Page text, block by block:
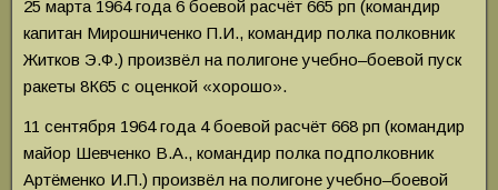
25 марта 1964 года 6 боевой расчёт 665 рп (командир
капитан Мирошниченко П.И., командир полка полковник
Житков Э.Ф.) произвёл на полигоне учебно–боевой пуск
ракеты 8К65 с оценкой «хорошо».
11 сентября 1964 года 4 боевой расчёт 668 рп (командир
майор Шевченко В.А., командир полка подполковник
Артёменко И.П.) произвёл на полигоне учебно–боевой